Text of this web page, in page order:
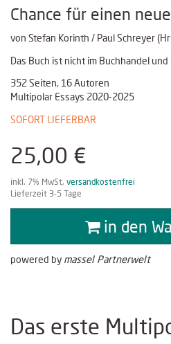
Chance für einen
von Stefan Korinth / Paul Schreyer
Das Buch ist nicht im Buchhandel
352 Seiten, 16 Autoren
Multipolar Essays 2020-2025
SOFORT LIEFERBAR
25,00 €
inkl. 7% MwSt, versandkostenfrei
Lieferzeit 3-5 Tage
in den
powered by massel Partnerwelt
Das erste